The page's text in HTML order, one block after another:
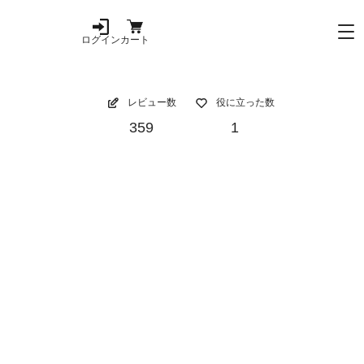
ログインカート
レビュー数
359
役に立った数
1